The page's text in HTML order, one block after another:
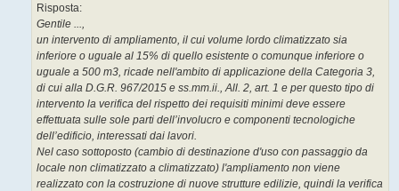
Risposta:
Gentile ...,
un intervento di ampliamento, il cui volume lordo climatizzato sia
inferiore o uguale al 15% di quello esistente o comunque inferiore o
uguale a 500 m3, ricade nell'ambito di applicazione della Categoria 3,
di cui alla D.G.R. 967/2015 e ss.mm.ii., All. 2, art. 1 e per questo tipo di
intervento la verifica del rispetto dei requisiti minimi deve essere
effettuata sulle sole parti dell’involucro e componenti tecnologiche
dell’edificio, interessati dai lavori.
Nel caso sottoposto (cambio di destinazione d'uso con passaggio da
locale non climatizzato a climatizzato) l'ampliamento non viene
realizzato con la costruzione di nuove strutture edilizie, quindi la verifica